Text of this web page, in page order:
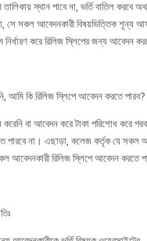
স্থান পাবে না, ভর্তি বাতিল করবে
না, সে সকল আবেদনকারী বিষয়ভিত্তিক শূন্য
নির্ধারণ করে রিলিজ স্লিপের জন্য আবেদন
আমি কি রিলিজ স্লিপে আবেদন করতে পারব?
বা আবেদন করে টাকা পরিশোধ করে
পারবে না। এছাড়া, কলেজ কর্তৃক যে সকল
আবেদনকারী রিলিজ স্লিপে আবেদন করতে